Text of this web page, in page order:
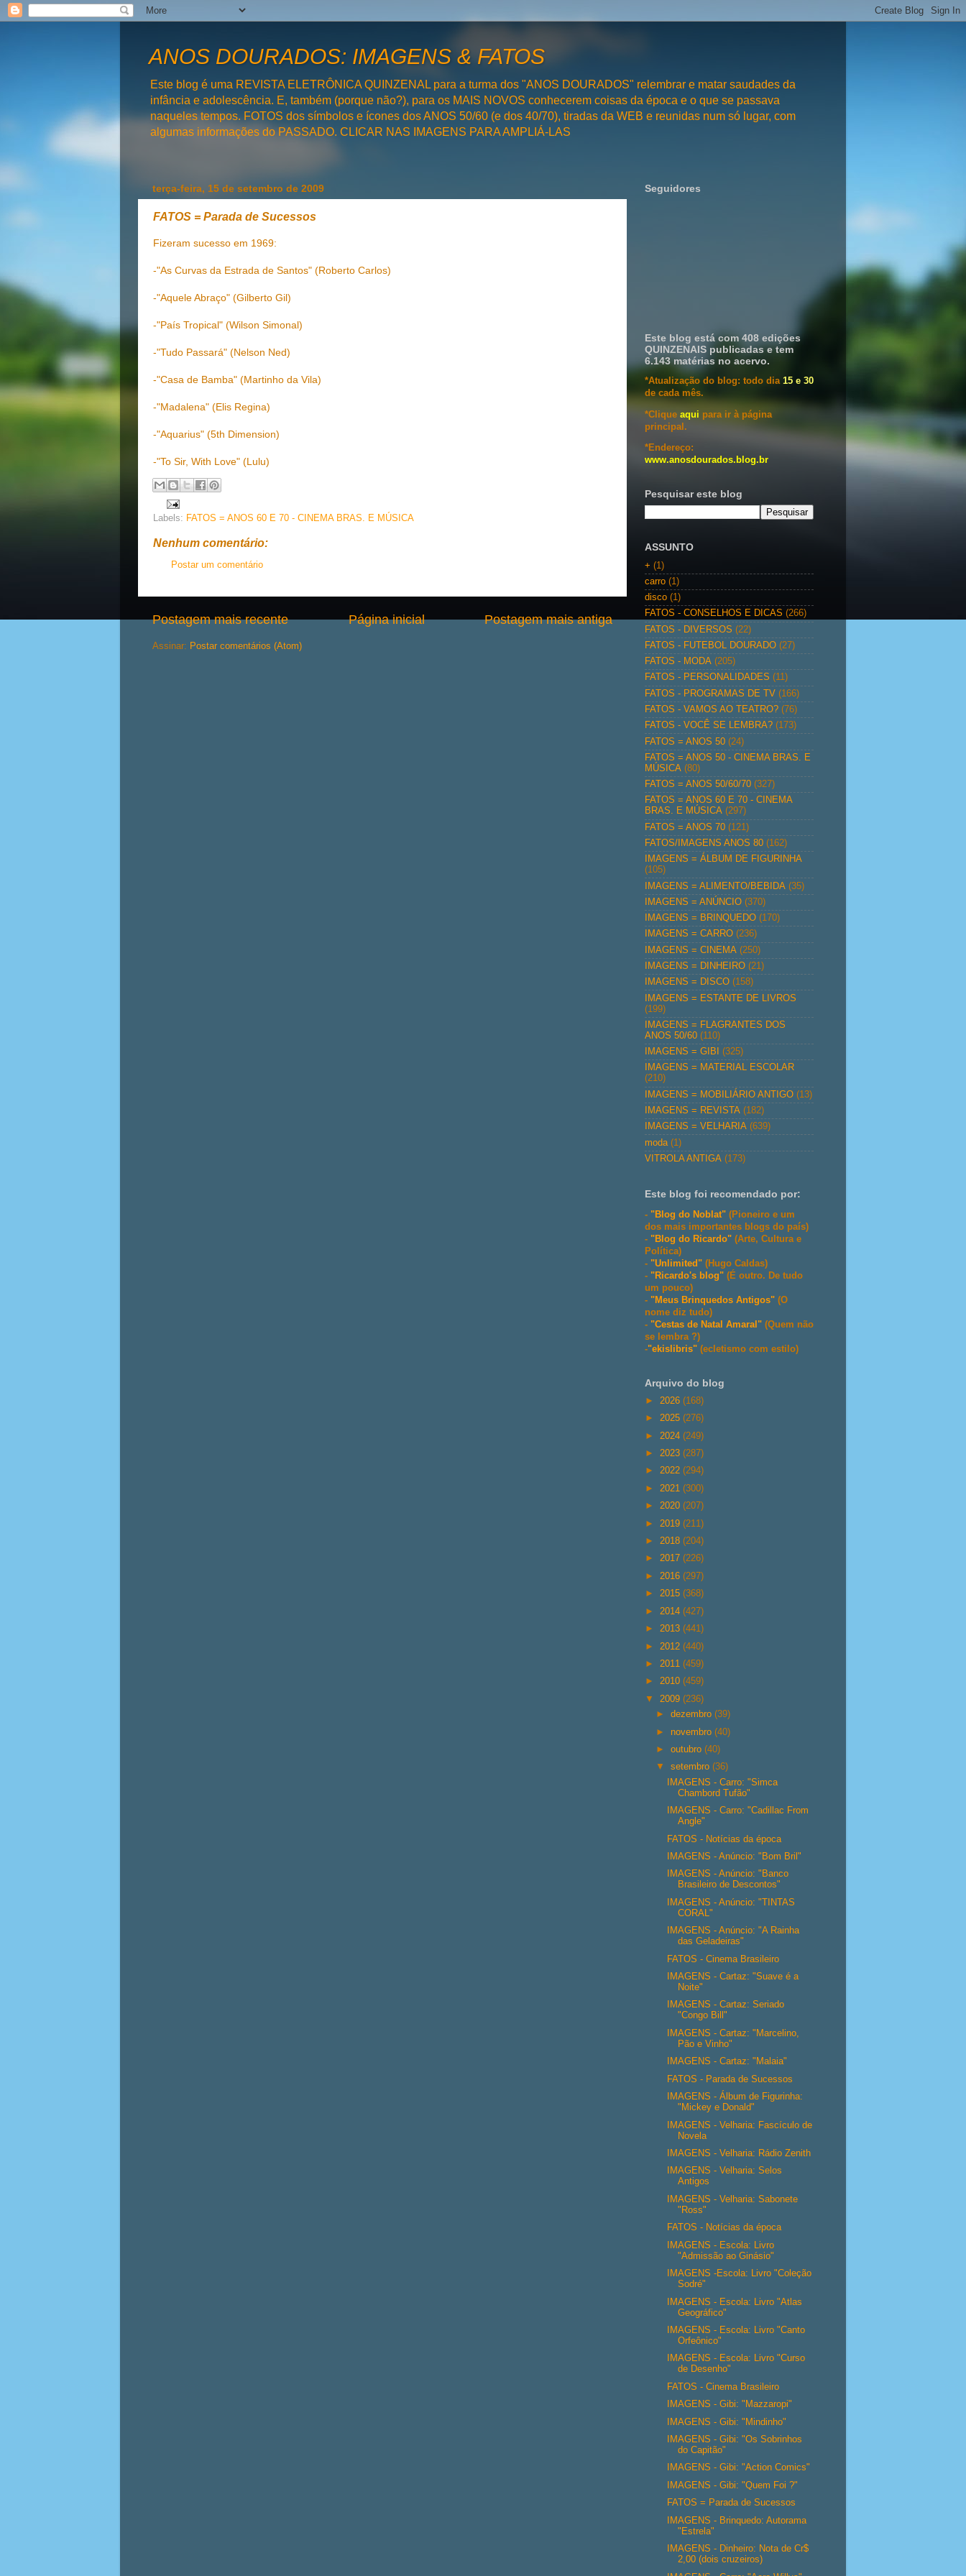
ANOS DOURADOS: IMAGENS & FATOS
Este blog é uma REVISTA ELETRÔNICA QUINZENAL para a turma dos "ANOS DOURADOS" relembrar e matar saudades da
infância e adolescência. E, também (porque não?), para os MAIS NOVOS conhecerem coisas da época e o que se passava
naqueles tempos. FOTOS dos símbolos e ícones dos ANOS 50/60 (e dos 40/70), tiradas da WEB e reunidas num só lugar, com
algumas informações do PASSADO. CLICAR NAS IMAGENS PARA AMPLIÁ-LAS
terça-feira, 15 de setembro de 2009
FATOS = Parada de Sucessos
Fizeram sucesso em 1969:
-"As Curvas da Estrada de Santos" (Roberto Carlos)
-"Aquele Abraço" (Gilberto Gil)
-"País Tropical" (Wilson Simonal)
-"Tudo Passará" (Nelson Ned)
-"Casa de Bamba" (Martinho da Vila)
-"Madalena" (Elis Regina)
-"Aquarius" (5th Dimension)
-"To Sir, With Love" (Lulu)
Labels: FATOS = ANOS 60 E 70 - CINEMA BRAS. E MÚSICA
Nenhum comentário:
Postar um comentário
Postagem mais recente Postagem mais antiga
Página inicial
Assinar: Postar comentários (Atom)
Seguidores
Este blog está com 408 edições
QUINZENAIS publicadas e tem
6.143 matérias no acervo.
*Atualização do blog: todo dia 15 e 30
de cada mês.
*Clique aqui para ir à página
principal.
*Endereço:
www.anosdourados.blog.br
Pesquisar este blog
ASSUNTO
+ (1)
carro (1)
disco (1)
FATOS - CONSELHOS E DICAS (266)
FATOS - DIVERSOS (22)
FATOS - FUTEBOL DOURADO (27)
FATOS - MODA (205)
FATOS - PERSONALIDADES (11)
FATOS - PROGRAMAS DE TV (166)
FATOS - VAMOS AO TEATRO? (76)
FATOS - VOCÊ SE LEMBRA? (173)
FATOS = ANOS 50 (24)
FATOS = ANOS 50 - CINEMA BRAS. E
MÚSICA (80)
FATOS = ANOS 50/60/70 (327)
FATOS = ANOS 60 E 70 - CINEMA
BRAS. E MÚSICA (297)
FATOS = ANOS 70 (121)
FATOS/IMAGENS ANOS 80 (162)
IMAGENS = ÁLBUM DE FIGURINHA
(105)
IMAGENS = ALIMENTO/BEBIDA (35)
IMAGENS = ANÚNCIO (370)
IMAGENS = BRINQUEDO (170)
IMAGENS = CARRO (236)
IMAGENS = CINEMA (250)
IMAGENS = DINHEIRO (21)
IMAGENS = DISCO (158)
IMAGENS = ESTANTE DE LIVROS
(199)
IMAGENS = FLAGRANTES DOS
ANOS 50/60 (110)
IMAGENS = GIBI
(325)
IMAGENS = MATERIAL ESCOLAR
(210)
IMAGENS = MOBILIÁRIO ANTIGO (13)
IMAGENS = REVISTA (182)
IMAGENS = VELHARIA (639)
moda (1)
VITROLA ANTIGA (173)
Este blog foi recomendado por:
- "Blog do Noblat" (Pioneiro e um
dos mais importantes blogs do país)
- "Blog do Ricardo" (Arte, Cultura e
Política)
- "Unlimited" (Hugo Caldas)
- "Ricardo's blog" (É outro. De tudo
um pouco)
- "Meus Brinquedos Antigos" (O
nome diz tudo)
- "Cestas de Natal Amaral" (Quem não
se lembra ?)
-"ekislibris" (ecletismo com estilo)
Arquivo do blog
► 2026 (168)
► 2025 (276)
► 2024 (249)
► 2023 (287)
► 2022 (294)
► 2021 (300)
► 2020 (207)
► 2019 (211)
► 2018 (204)
► 2017 (226)
► 2016 (297)
► 2015 (368)
► 2014 (427)
► 2013 (441)
► 2012 (440)
► 2011 (459)
► 2010 (459)
▼ 2009 (236)
►dezembro(39)
► novembro(40)
►outubro(40)
▼setembro(36)
IMAGENS - Carro: "Simca
Chambord Tufão"
IMAGENS - Carro: "Cadillac From
Angle"
FATOS - Notícias da época
IMAGENS - Anúncio: "Bom Bril"
IMAGENS - Anúncio: "Banco
Brasileiro de Descontos"
IMAGENS - Anúncio: "TINTAS
CORAL"
IMAGENS - Anúncio: "A Rainha
das Geladeiras"
FATOS - Cinema Brasileiro
IMAGENS - Cartaz: "Suave é a
Noite"
IMAGENS - Cartaz: Seriado
"Congo Bill"
IMAGENS - Cartaz: "Marcelino,
Pão e Vinho"
IMAGENS - Cartaz: "Malaia"
FATOS - Parada de Sucessos
IMAGENS - Álbum de Figurinha:
"Mickey e Donald"
IMAGENS - Velharia: Fascículo de
Novela
IMAGENS - Velharia: Rádio Zenith
IMAGENS - Velharia: Selos
Antigos
IMAGENS - Velharia: Sabonete
"Ross"
FATOS - Notícias da época
IMAGENS - Escola: Livro
"Admissão ao Ginásio"
IMAGENS -Escola: Livro "Coleção
Sodré"
IMAGENS - Escola: Livro "Atlas
Geográfico"
IMAGENS - Escola: Livro "Canto
Orfeônico"
IMAGENS - Escola: Livro "Curso
de Desenho"
FATOS - Cinema Brasileiro
IMAGENS - Gibi: "Mazzaropi"
IMAGENS - Gibi: "Mindinho"
IMAGENS - Gibi: "Os Sobrinhos
do Capitão"
IMAGENS - Gibi: "Action Comics"
IMAGENS - Gibi: "Quem Foi ?"
FATOS = Parada de Sucessos
IMAGENS - Brinquedo: Autorama
"Estrela"
IMAGENS - Dinheiro: Nota de Cr$
2,00 (dois cruzeiros)